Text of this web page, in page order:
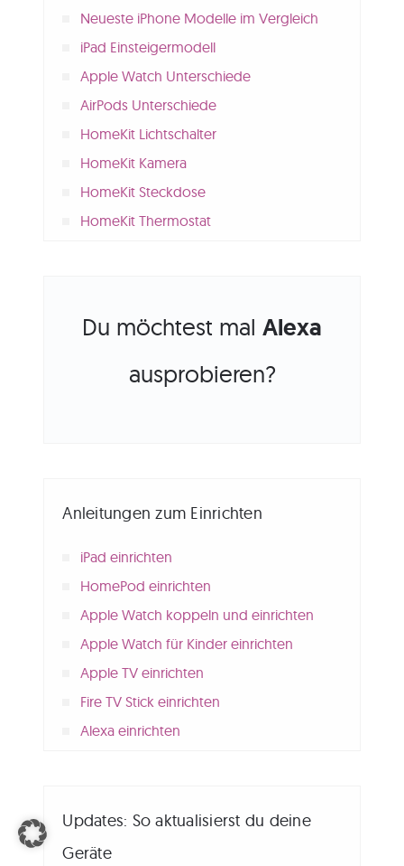
Neueste iPhone Modelle im Vergleich
iPad Einsteigermodell
Apple Watch Unterschiede
AirPods Unterschiede
HomeKit Lichtschalter
HomeKit Kamera
HomeKit Steckdose
HomeKit Thermostat
Du möchtest mal Alexa
ausprobieren?
Anleitungen zum Einrichten
iPad einrichten
HomePod einrichten
Apple Watch koppeln und einrichten
Apple Watch für Kinder einrichten
Apple TV einrichten
Fire TV Stick einrichten
Alexa einrichten
Updates: So aktualisierst du deine
Geräte